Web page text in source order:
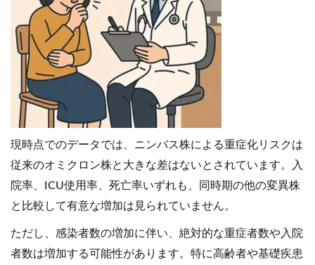
現時点でのデータでは、ニンバス株による重症化リスクは
従来のオミクロン株と大きな差はないとされています。入
院率、ICU使用率、死亡率いずれも、同時期の他の変異株
と比較して有意な増加は見られていません。
ただし、感染者数の増加に伴い、絶対的な重症者数や入院
者数は増加する可能性があります。特に高齢者や基礎疾患